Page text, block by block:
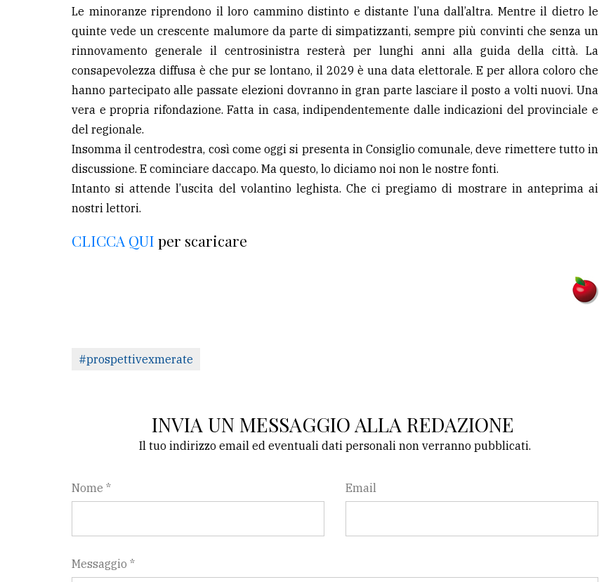
Le minoranze riprendono il loro cammino distinto e distante l’una dall’altra. Mentre il dietro le
quinte vede un crescente malumore da parte di simpatizzanti, sempre più convinti che senza un
rinnovamento generale il centrosinistra resterà per lunghi anni alla guida della città. La
consapevolezza diffusa è che pur se lontano, il 2029 è una data elettorale. E per allora coloro che
hanno partecipato alle passate elezioni dovranno in gran parte lasciare il posto a volti nuovi. Una
vera e propria rifondazione. Fatta in casa, indipendentemente dalle indicazioni del provinciale e
del regionale.
Insomma il centrodestra, così come oggi si presenta in Consiglio comunale, deve rimettere tutto in
discussione. E cominciare daccapo. Ma questo, lo diciamo noi non le nostre fonti.
Intanto si attende l’uscita del volantino leghista. Che ci pregiamo di mostrare in anteprima ai
nostri lettori.
CLICCA QUI per scaricare
#prospettivexmerate
INVIA UN MESSAGGIO ALLA REDAZIONE
Il tuo indirizzo email ed eventuali dati personali non verranno pubblicati.
Nome * Email
Messaggio *